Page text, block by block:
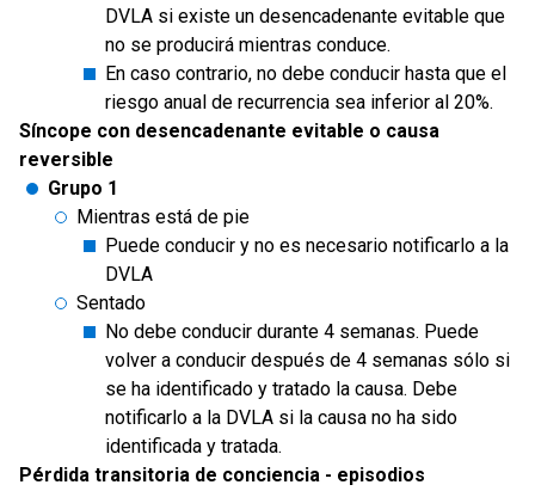
DVLA si existe un desencadenante evitable que
no se producirá mientras conduce.
En caso contrario, no debe conducir hasta que el
riesgo anual de recurrencia sea inferior al 20%.
Síncope con desencadenante evitable o causa
reversible
Grupo 1
Mientras está de pie
Puede conducir y no es necesario notificarlo a la
DVLA
Sentado
No debe conducir durante 4 semanas. Puede
volver a conducir después de 4 semanas sólo si
se ha identificado y tratado la causa. Debe
notificarlo a la DVLA si la causa no ha sido
identificada y tratada.
Pérdida transitoria de conciencia - episodios